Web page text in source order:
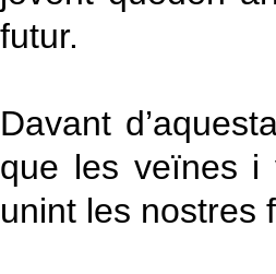
futur.
Davant
que les veïnes i
unint les nostres